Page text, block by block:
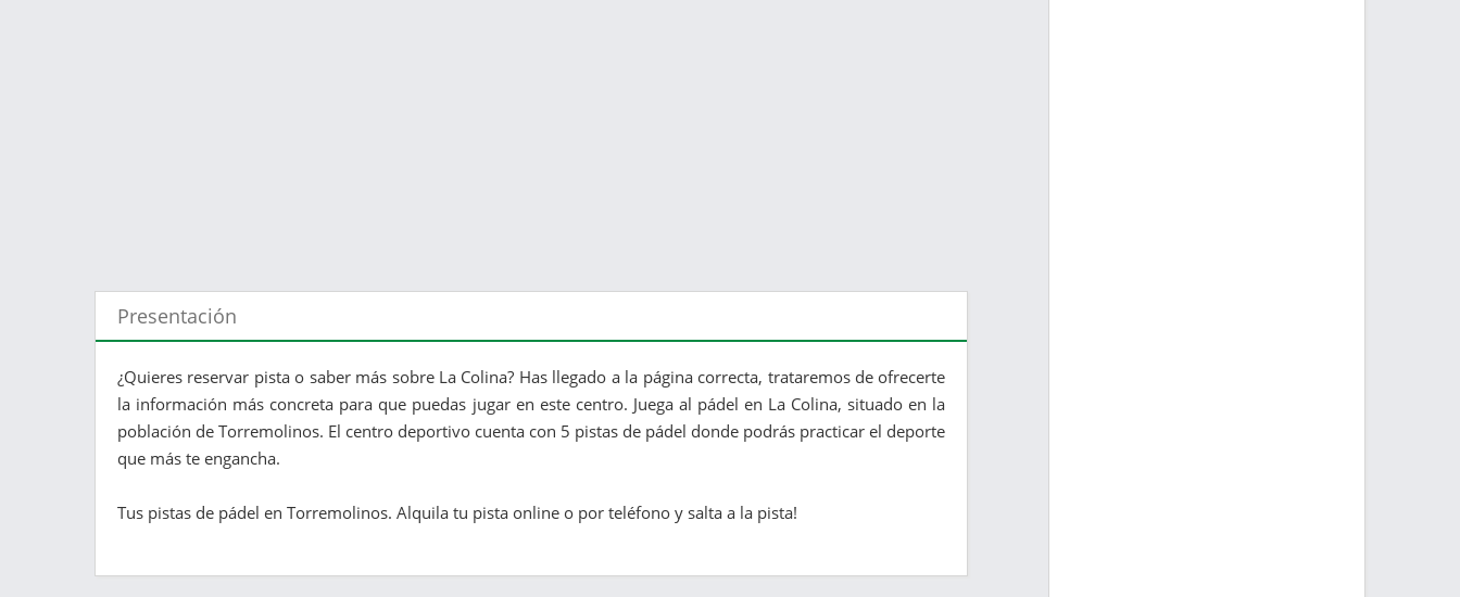
Presentación
¿Quieres reservar pista o saber más sobre La Colina? Has llegado a la página correcta, trataremos de ofrecerte
la información más concreta para que puedas jugar en este centro. Juega al pádel en La Colina, situado en la
población de Torremolinos. El centro deportivo cuenta con 5 pistas de pádel donde podrás practicar el deporte
que más te engancha.
Tus pistas de pádel en Torremolinos. Alquila tu pista online o por teléfono y salta a la pista!